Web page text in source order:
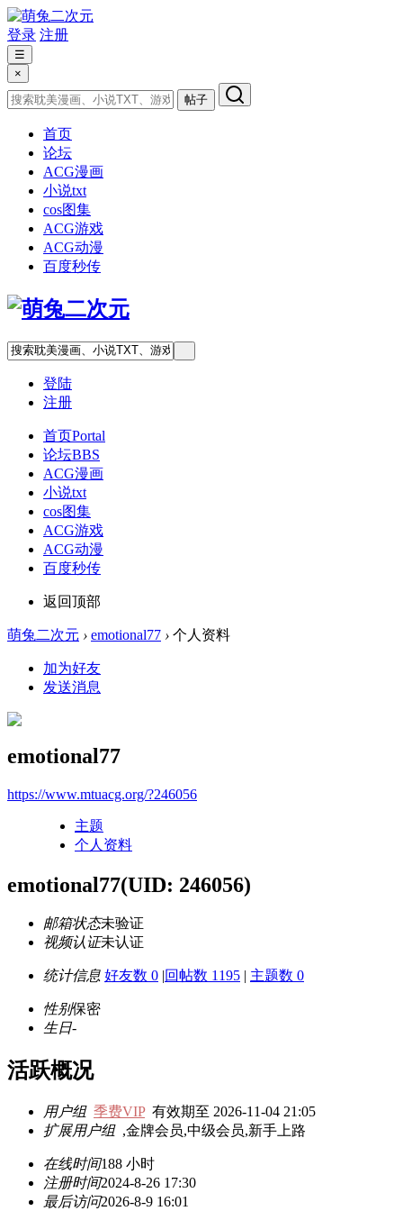
登录 注册
☰
×
帖子
首页
论坛
ACG漫画
小说txt
cos图集
ACG游戏
ACG动漫
百度秒传
登陆
注册
首页Portal
论坛BBS
ACG漫画
小说txt
cos图集
ACG游戏
ACG动漫
百度秒传
返回顶部
萌兔二次元 › emotional77 › 个人资料
加为好友
发送消息
emotional77
https://www.mtuacg.org/?246056
主题
个人资料
emotional77(UID: 246056)
邮箱状态未验证
视频认证未认证
统计信息 好友数 0 |回帖数 1195 | 主题数 0
性别保密
生日-
活跃概况
用户组 季费VIP有效期至 2026-11-04 21:05
扩展用户组 ,金牌会员,中级会员,新手上路
在线时间188 小时
注册时间2024-8-26 17:30
最后访问2026-8-9 16:01